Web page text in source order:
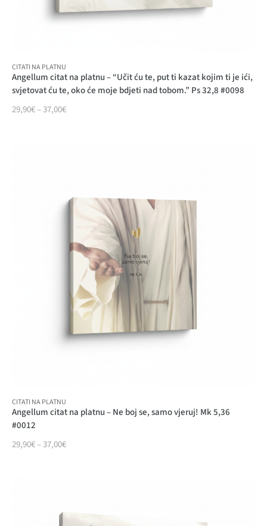
CITATI NA PLATNU
Angellum citat na platnu – “Učit ću te, put ti kazat kojim ti je ići,
svjetovat ću te, oko će moje bdjeti nad tobom.” Ps 32,8 #0098
29,90€–37,00€
CITATI NA PLATNU
Angellum citat na platnu – Ne boj se, samo vjeruj! Mk 5,36
#0012
29,90€–37,00€